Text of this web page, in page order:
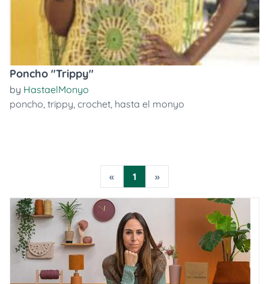
Poncho "Trippy"
by HastaelMonyo
poncho, trippy, crochet, hasta el monyo
« 1 »